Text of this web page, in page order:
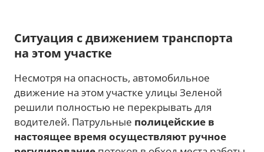
Ситуация с движением транспорта
на этом участке
Несмотря на опасность, автомобильное
движение на этом участке улицы Зеленой
решили полностью не перекрывать для
водителей. Патрульные полицейские в
настоящее время осуществляют ручное